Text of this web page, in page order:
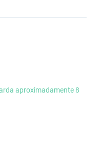
aproximadamente 8